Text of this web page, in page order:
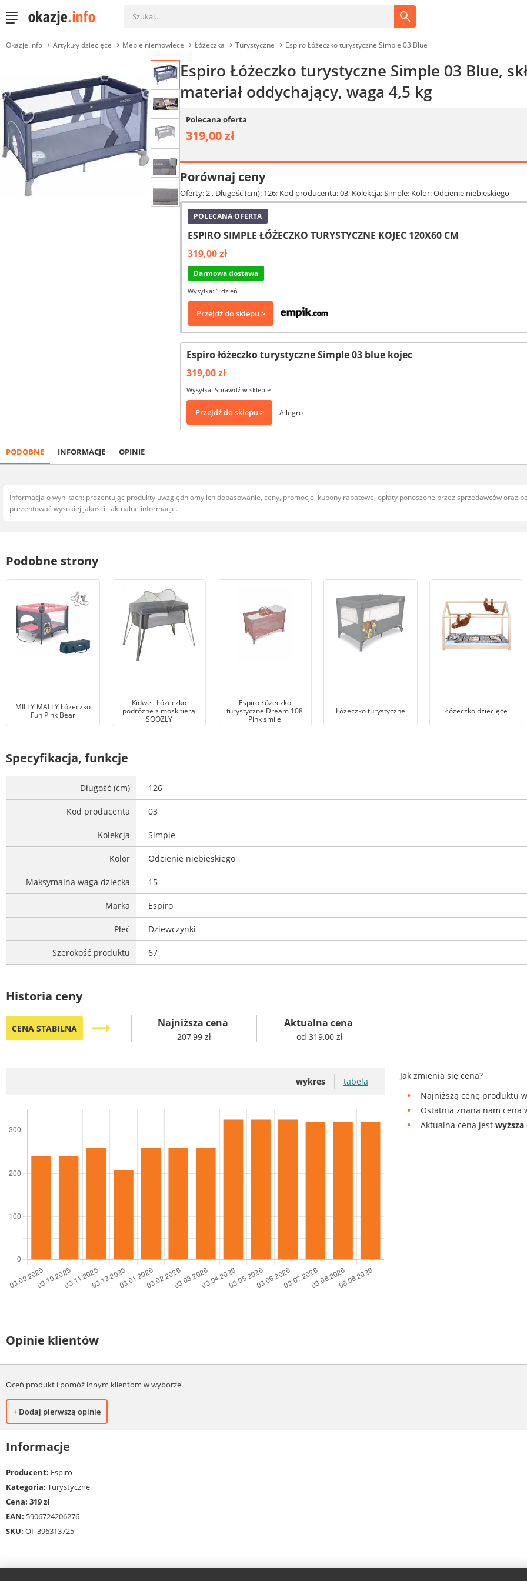
Okazje.info Artykuły dziecięce Meble niemowlęce Łóżeczka Turystyczne Espiro Łóżeczko turystyczne Simple 03 Blue
Espiro Łóżeczko turystyczne Simple 03 Blue,
materiał oddychający, waga 4,5 kg
Polecana oferta
319,00 zł
Porównaj ceny
Oferty: 2, Długość (cm): 126; Kod producenta: 03; Kolekcja: Simple; Kolor: Odcienie niebieskiego
POLECANA OFERTA
ESPIRO SIMPLE ŁÓŻECZKO TURYSTYCZNE KOJEC 120X60 CM
319,00 zł
Darmowa dostawa
Wysyłka: 1 dzień
Przejdź do sklepu >
Espiro łóżeczko turystyczne Simple 03 blue kojec
319,00 zł
Wysyłka: Sprawdź w sklepie
Przejdź do sklepu > Allegro
PODOBNE INFORMACJE OPINIE
Informacja o wynikach: prezentując produkty uwzględniamy ich dopasowanie, ceny, promocje, kupony rabatowe, opłaty ponoszone przez sprzedawców oraz
prezentować wysokiej jakości i aktualne informacje.
Podobne strony
MILLY MALLY Łóżeczko
Fun Pink Bear
Kidwell Łóżeczko
podróżne z moskitierą
SOOZLY
Espiro Łóżeczko
turystyczne Dream 108
Pink smile
Łóżeczko turystyczne Łóżeczko dziecięce
Specyfikacja, funkcje
Długość (cm) 126
Kod producenta 03
Kolekcja Simple
Kolor Odcienie niebieskiego
Maksymalna waga dziecka 15
Marka Espiro
Płeć Dziewczynki
Szerokość produktu 67
Historia ceny
CENA STABILNA trending_flat Najniższa cena
207,99 zł
Aktualna cena
od 319,00 zł
wykres tabela
Jak zmienia się cena?
Najniższą cenę produktu
Ostatnia znana nam cena
Aktualna cena jestwyższa
Opinie klientów
Oceń produkt i pomóż innym klientom w wyborze.
+ Dodaj pierwszą opinię
Informacje
Producent: Espiro
Kategoria: Turystyczne
Cena: 319 zł
EAN: 5906724206276
SKU: OI_396313725